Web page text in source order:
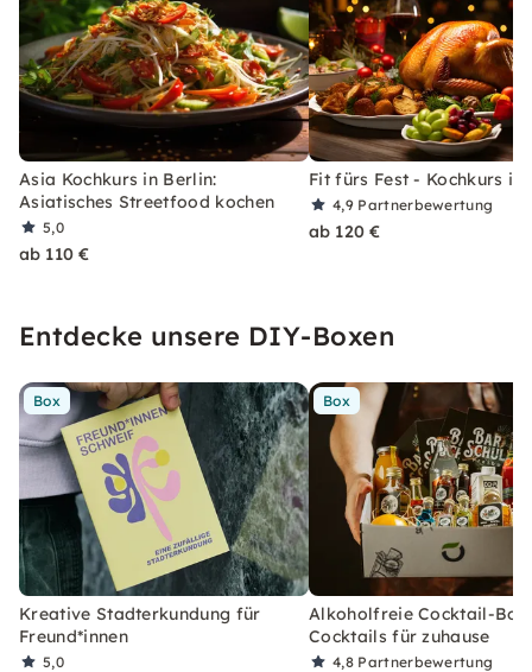
Asia Kochkurs in Berlin:
Asiatisches Streetfood kochen
5,0
ab 110 €
Fit fürs Fest - Kochkurs in
4,9 Partnerbewertung
ab 120 €
Entdecke unsere DIY-Boxen
Box
Kreative Stadterkundung für
Freund*innen
5,0
Box
Alkoholfreie Cocktail-Box
Cocktails für zuhause
4,8 Partnerbewertung